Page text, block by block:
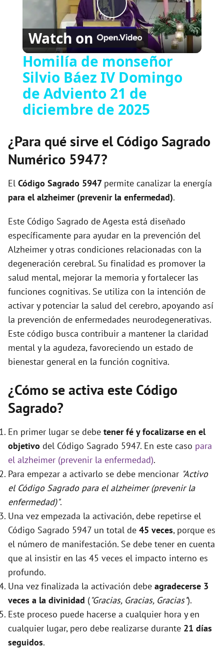
P
a
y
V
d
e
o
Watch on
Homilía de monseñor
Silvio Báez IV Domingo
de Adviento 21 de
diciembre de 2025
¿Para qué sirve el Código Sagrado
Numérico 5947?
El Código Sagrado 5947 permite canalizar la energía
para el alzheimer (prevenir la enfermedad).
Este Código Sagrado de Agesta está diseñado
específicamente para ayudar en la prevención del
Alzheimer y otras condiciones relacionadas con la
degeneración cerebral. Su finalidad es promover la
salud mental, mejorar la memoria y fortalecer las
funciones cognitivas. Se utiliza con la intención de
activar y potenciar la salud del cerebro, apoyando así
la prevención de enfermedades neurodegenerativas.
Este código busca contribuir a mantener la claridad
mental y la agudeza, favoreciendo un estado de
bienestar general en la función cognitiva.
¿Cómo se activa este Código
Sagrado?
En primer lugar se debe tener fé y focalizarse en el
objetivo del Código Sagrado 5947. En este caso para
el alzheimer (prevenir la enfermedad).
Para empezar a activarlo se debe mencionar "Activo
el Código Sagrado para el alzheimer (prevenir la
enfermedad)".
Una vez empezada la activación, debe repetirse el
Código Sagrado 5947 un total de 45 veces, porque es
el número de manifestación. Se debe tener en cuenta
que al insistir en las 45 veces el impacto interno es
profundo.
Una vez finalizada la activación debe agradecerse 3
veces a la divinidad ("Gracias, Gracias, Gracias").
Este proceso puede hacerse a cualquier hora y en
cualquier lugar, pero debe realizarse durante 21 días
seguidos.